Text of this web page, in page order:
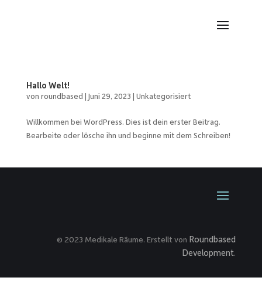
Hallo Welt!
von roundbased Juni 29, 2023 Unkategorisiert
Willkommen bei WordPress. Dies ist dein erster Beitrag.
Bearbeite oder lösche ihn und beginne mit dem Schreiben!
© 2023 Medikale Räume. Erstellt von Roundbased
Development.